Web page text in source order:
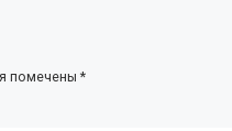
помечены *